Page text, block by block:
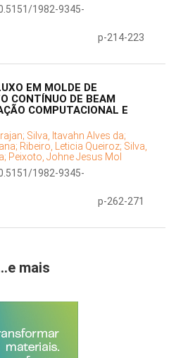
1982-9345-
p-214-223
EM MOLDE DE
CONTÍNUO DE BEAM
COMPUTACIONAL E
Silva, Itavahn Alves da;
Ribeiro, Leticia Queiroz; Silva,
Peixoto, Johne Jesus Mol
1982-9345-
p-262-271
mais